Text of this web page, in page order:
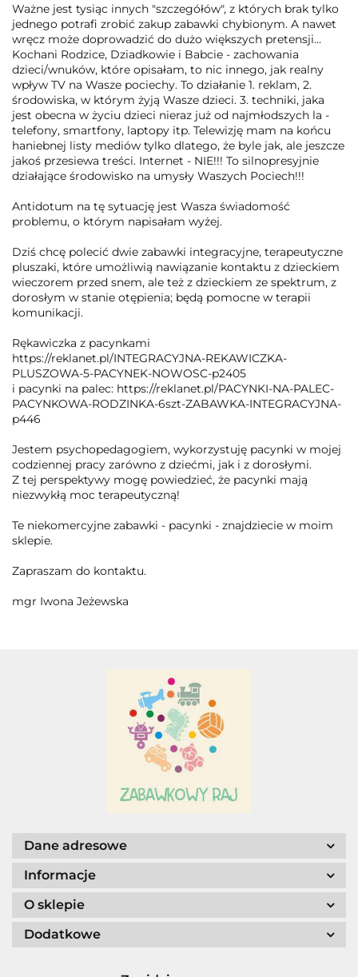
Ważne jest tysiąc innych "szczegółów", z których brak tylko
jednego potrafi zrobić zakup zabawki chybionym. A nawet
wręcz może doprowadzić do dużo większych pretensji...
Kochani Rodzice, Dziadkowie i Babcie - zachowania
dzieci/wnuków, które opisałam, to nic innego, jak realny
wpływ TV na Wasze pociechy. To działanie 1. reklam, 2.
środowiska, w którym żyją Wasze dzieci. 3. techniki, jaka
jest obecna w życiu dzieci nieraz już od najmłodszych la -
telefony, smartfony, laptopy itp. Telewizję mam na końcu
haniebnej listy mediów tylko dlatego, że byle jak, ale jeszcze
jakoś przesiewa treści. Internet - NIE!!! To silnopresyjnie
działające środowisko na umysły Waszych Pociech!!!
Antidotum na tę sytuację jest Wasza świadomość
problemu, o którym napisałam wyżej.
Dziś chcę polecić dwie zabawki integracyjne, terapeutyczne
pluszaki, które umożliwią nawiązanie kontaktu z dzieckiem
wieczorem przed snem, ale też z dzieckiem ze spektrum, z
dorosłym w stanie otępienia; będą pomocne w terapii
komunikacji.
Rękawiczka z pacynkami
https://reklanet.pl/INTEGRACYJNA-REKAWICZKA-
PLUSZOWA-5-PACYNEK-NOWOSC-p2405
i pacynki na palec: https://reklanet.pl/PACYNKI-NA-PALEC-
PACYNKOWA-RODZINKA-6szt-ZABAWKA-INTEGRACYJNA-
p446
Jestem psychopedagogiem, wykorzystuję pacynki w mojej
codziennej pracy zarówno z dziećmi, jak i z dorosłymi.
Z tej perspektywy mogę powiedzieć, że pacynki mają
niezwykłą moc terapeutyczną!
Te niekomercyjne zabawki - pacynki - znajdziecie w moim
sklepie.
Zapraszam do kontaktu.
mgr Iwona Jeżewska
Dane adresowe
Informacje
O sklepie
Dodatkowe